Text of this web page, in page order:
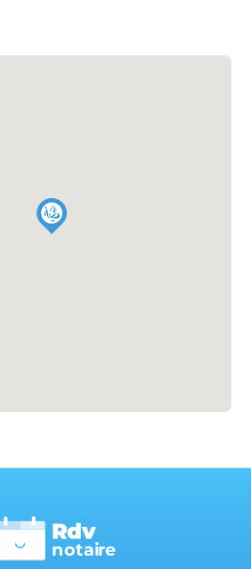
notaire
Rdv